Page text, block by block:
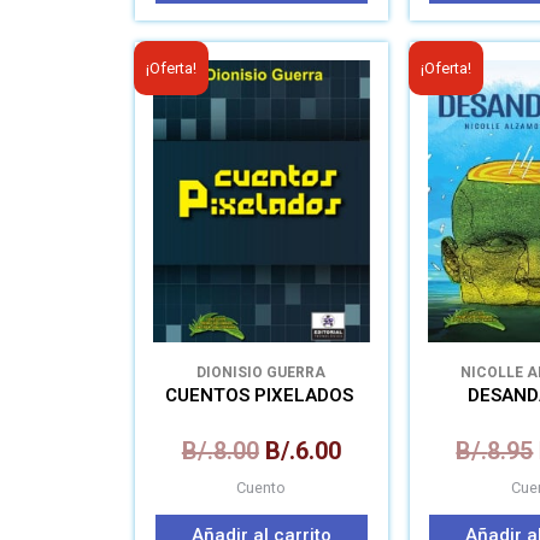
¡Oferta!
DIONISIO GUERRA
CUENTOS PIXELADOS
B/.8.00
El
precio
original
era:
B/.8.00.
B/.6.00
El
precio
es:
B/.6.00.
Cuento
Añadir al carrito
¡Oferta!
NICOLLE
B/.8.95
Añadir